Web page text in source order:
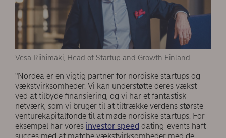
Vesa Riihimäki, Head of Startup and Growth Finland.
"Nordea er en vigtig partner for nordiske startups og
vækstvirksomheder. Vi kan understøtte deres vækst
ved at tilbyde finansiering, og vi har et fantastisk
netværk, som vi bruger til at tiltrække verdens største
venturekapitalfonde til at møde nordiske startups. For
eksempel har vores investor speed dating-events haft